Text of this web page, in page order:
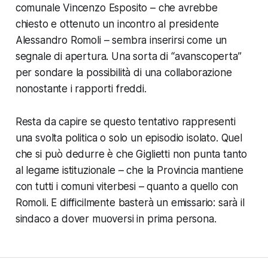
comunale Vincenzo Esposito – che avrebbe
chiesto e ottenuto un incontro al presidente
Alessandro Romoli – sembra inserirsi come un
segnale di apertura. Una sorta di “avanscoperta”
per sondare la possibilità di una collaborazione
nonostante i rapporti freddi.
Resta da capire se questo tentativo rappresenti
una svolta politica o solo un episodio isolato. Quel
che si può dedurre è che Giglietti non punta tanto
al legame istituzionale – che la Provincia mantiene
con tutti i comuni viterbesi – quanto a quello con
Romoli. E difficilmente basterà un emissario: sarà il
sindaco a dover muoversi in prima persona.